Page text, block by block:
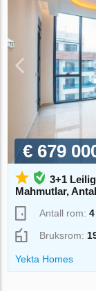
€ 679
3+1
Mahmutlar,
Antall rom:4
Bruksrom:
Yekta Homes